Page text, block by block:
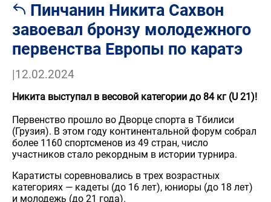
Пинчанин Никита Сахвон
завоевал бронзу молодежного
первенства Европы по каратэ
|12.02.2024
Никита выступал в весовой категории до 84 кг (U 21)!
Первенство прошло во Дворце спорта в Тбилиси
(Грузия). В этом году континентальной форум собрал
более 1160 спортсменов из 49 стран, число
участников стало рекордным в истории турнира.
Каратисты соревновались в трех возрастных
категориях — кадеты (до 16 лет), юниоры (до 18 лет)
и молодежь (до 21 года).